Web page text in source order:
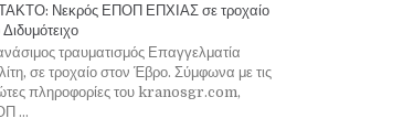
Νεκρός ΕΠΟΠ ΕΠΧΙΑΣ σε τροχαίο
τραυματισμός Επαγγελματία
σε τροχαίο στον Έβρο. Σύμφωνα με τις
πληροφορίες του kranosgr.com,
...